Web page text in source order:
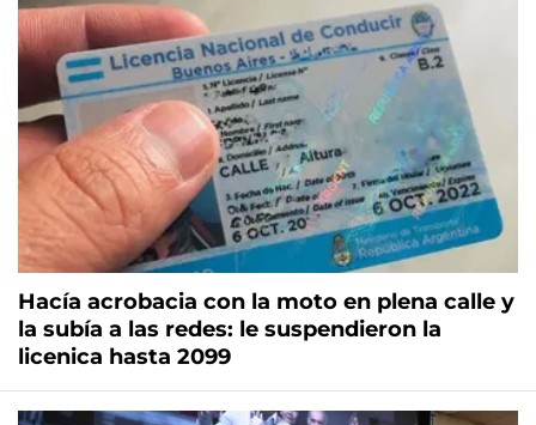
Hacía acrobacia con la moto en plena calle y
la subía a las redes: le suspendieron la
licenica hasta 2099